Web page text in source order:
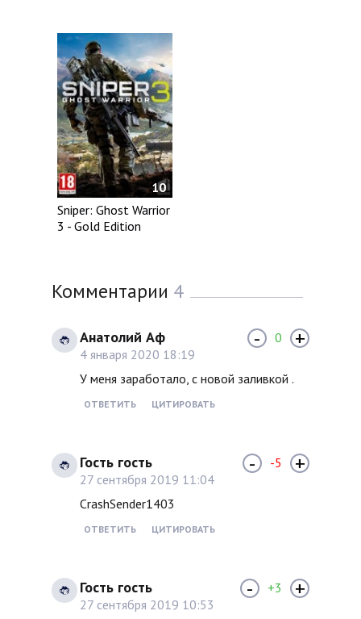
10
Sniper: Ghost Warrior
3 - Gold Edition
Комментарии 4
Анатолий Аф
4 января 2020 18:19
У меня заработало, с новой заливкой .
ОТВЕТИТЬ ЦИТИРОВАТЬ
- 0 +
Гость гость
27 сентября 2019 11:04
CrashSender1403
ОТВЕТИТЬ ЦИТИРОВАТЬ
- -5 +
Гость гость
27 сентября 2019 10:53
- +3 +